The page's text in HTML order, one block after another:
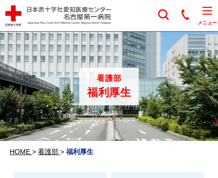
メニュー
看護部
福利厚生
HOME > 看護部 > 福利厚生